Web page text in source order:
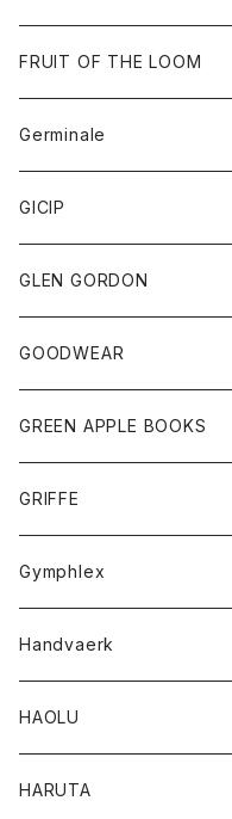
Tシャツ
ボトム
バッグ
サングラス
FRUIT OF THE LOOM
アウター
パーカー
グッズ
ネクタイ
チーフ
トップス
シャツ
タンクトップ
ボトム
ショートパンツ
スカート
レディース
スカート
Tシャツ
Germinale
靴
サンダル
GICIP
トップス
Tシャツ
GLEN GORDON
グッズ
手袋
GOODWEAR
トップス
Tシャツ
GREEN APPLE BOOKS
GRIFFE
Gymphlex
アウター
カーディガン
コート
トップス
シャツ
レディース
Handvaerk
トップス
Tシャツ
HAOLU
HARUTA